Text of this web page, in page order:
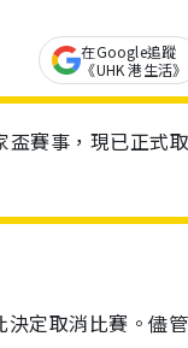
在Google追蹤
《UHK 港生活》
賽事，現已正式
定取消比賽。儘